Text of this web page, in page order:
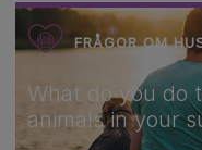
FRÅGOR OM
What do you do
animals in your